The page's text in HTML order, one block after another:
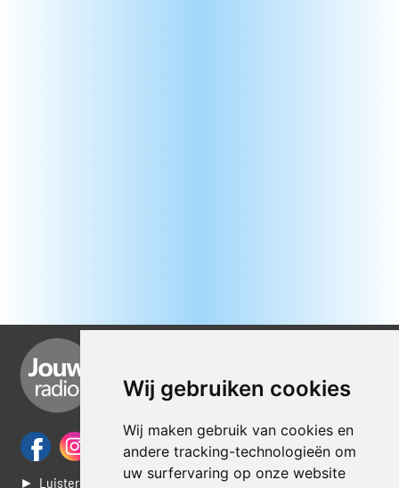
Wij gebruiken cookies
Wij maken gebruik van cookies en
andere tracking-technologieën om
uw surfervaring op onze website
► Luisteren naar Jouwradio